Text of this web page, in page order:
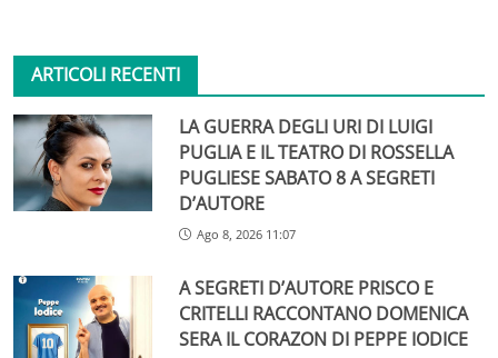
ARTICOLI RECENTI
LA GUERRA DEGLI URI DI LUIGI
PUGLIA E IL TEATRO DI ROSSELLA
PUGLIESE SABATO 8 A SEGRETI
D’AUTORE
Ago 8, 2026 11:07
A SEGRETI D’AUTORE PRISCO E
CRITELLI RACCONTANO DOMENICA
SERA IL CORAZON DI PEPPE IODICE